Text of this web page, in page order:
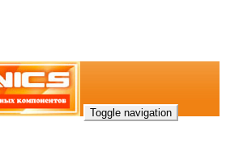
Toggle navigation